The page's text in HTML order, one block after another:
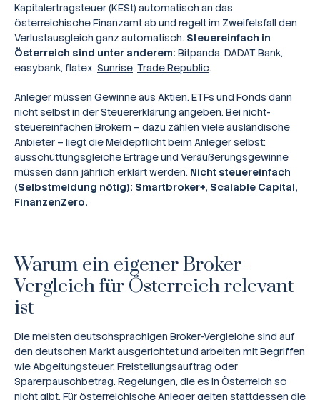
Kapitalertragsteuer (KESt) automatisch an das
österreichische Finanzamt ab und regelt im Zweifelsfall den
Verlustausgleich ganz automatisch. Steuereinfach in
Österreich sind unter anderem: Bitpanda, DADAT Bank,
easybank, flatex, Sunrise, Trade Republic.
Anleger müssen Gewinne aus Aktien, ETFs und Fonds dann
nicht selbst in der Steuererklärung angeben. Bei nicht-
steuereinfachen Brokern – dazu zählen viele ausländische
Anbieter – liegt die Meldepflicht beim Anleger selbst;
ausschüttungsgleiche Erträge und Veräußerungsgewinne
müssen dann jährlich erklärt werden. Nicht steuereinfach
(Selbstmeldung nötig): Smartbroker+, Scalable Capital,
FinanzenZero.
Warum ein eigener Broker-
Vergleich für Österreich relevant
ist
Die meisten deutschsprachigen Broker-Vergleiche sind auf
den deutschen Markt ausgerichtet und arbeiten mit Begriffen
wie Abgeltungsteuer, Freistellungsauftrag oder
Sparerpauschbetrag. Regelungen, die es in Österreich so
nicht gibt. Für österreichische Anleger gelten stattdessen die